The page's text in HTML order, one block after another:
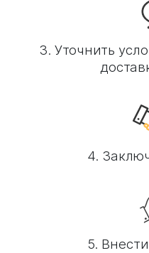
3. Уточнить
4.
5.